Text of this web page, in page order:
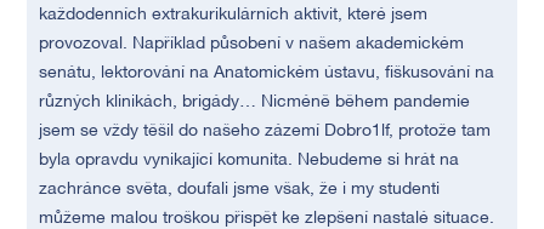
každodenních extrakurikulárních aktivit, které jsem
provozoval. Například působení v našem akademickém
senátu, lektorování na Anatomickém ústavu, fiškusování na
různých klinikách, brigády… Nicméně během pandemie
jsem se vždy těšil do našeho zázemí Dobro1lf, protože tam
byla opravdu vynikající komunita. Nebudeme si hrát na
zachránce světa, doufali jsme však, že i my studenti
můžeme malou troškou přispět ke zlepšení nastalé situace.